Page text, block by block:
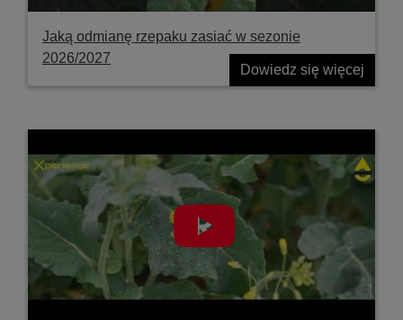
Jaką odmianę rzepaku zasiać w sezonie
2026/2027
Dowiedz się więcej